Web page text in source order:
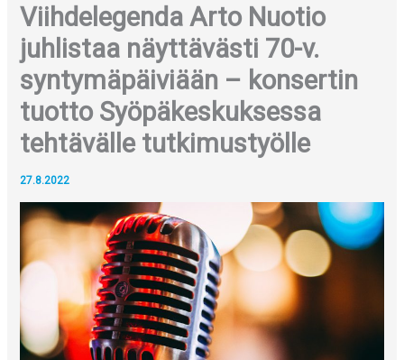
Viihdelegenda Arto Nuotio
juhlistaa näyttävästi 70-v.
syntymäpäiviään – konsertin
tuotto Syöpäkeskuksessa
tehtävälle tutkimustyölle
27.8.2022